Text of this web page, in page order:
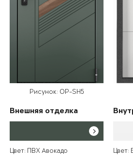
Рисунок: OP-SH5
Внешняя отделка
Цвет: ПВХ Авокадо Цвет: